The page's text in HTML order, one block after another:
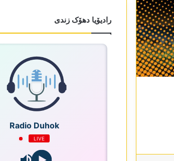
رادیۆیا دھۆک زندی
Radio Duhok
LIVE